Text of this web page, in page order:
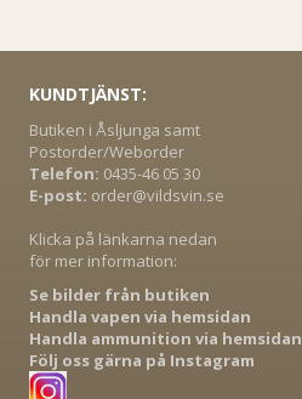
KUNDTJÄNST:
Butiken i Åsljunga samt
Postorder/Weborder
Telefon: 0435-46 05 30
E-post: order@vildsvin.se
Klicka på länkarna nedan
för mer information:
Se bilder från butiken
Handla vapen via hemsidan
Handla ammunition via hemsidan
Följ oss gärna på Instagram